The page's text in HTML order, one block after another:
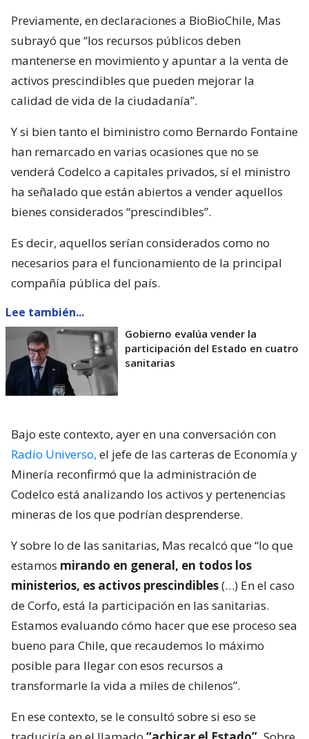
Previamente, en declaraciones a BioBioChile, Mas
subrayó que “los recursos públicos deben
mantenerse en movimiento y apuntar a la venta de
activos prescindibles que pueden mejorar la
calidad de vida de la ciudadanía”.
Y si bien tanto el biministro como Bernardo Fontaine
han remarcado en varias ocasiones que no se
venderá Codelco a capitales privados, sí el ministro
ha señalado que están abiertos a vender aquellos
bienes considerados “prescindibles”.
Es decir, aquellos serían considerados como no
necesarios para el funcionamiento de la principal
compañía pública del país.
Lee también...
Gobierno evalúa vender la
participación del Estado en cuatro
sanitarias
Bajo este contexto, ayer en una conversación con
Radio Universo, el jefe de las carteras de Economía y
Minería reconfirmó que la administración de
Codelco está analizando los activos y pertenencias
mineras de los que podrían desprenderse.
Y sobre lo de las sanitarias, Mas recalcó que “lo que
estamos mirando en general, en todos los
ministerios, es activos prescindibles(…) En el caso
de Corfo, está la participación en las sanitarias.
Estamos evaluando cómo hacer que ese proceso sea
bueno para Chile, que recaudemos lo máximo
posible para llegar con esos recursos a
transformarle la vida a miles de chilenos”.
En ese contexto, se le consultó sobre si eso se